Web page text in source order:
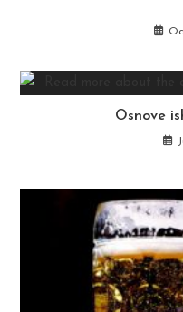
Osnove